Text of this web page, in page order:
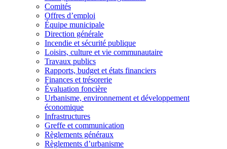
Comités
Offres d’emploi
Équipe municipale
Direction générale
Incendie et sécurité publique
Loisirs, culture et vie communautaire
Travaux publics
Rapports, budget et états financiers
Finances et trésorerie
Évaluation foncière
Urbanisme, environnement et développement
économique
Infrastructures
Greffe et communication
Règlements généraux
Règlements d’urbanisme